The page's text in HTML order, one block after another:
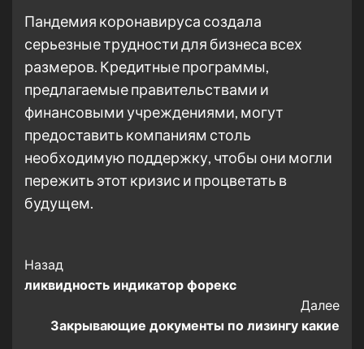
Пандемия коронавируса создала
серьезные трудности для бизнеса всех
размеров. Кредитные программы,
предлагаемые правительствами и
финансовыми учреждениями, могут
предоставить компаниям столь
необходимую поддержку, чтобы они могли
пережить этот кризис и процветать в
будущем.
Post
Navigation
Назад
ликвидность индикатор форекс
Далее
Закрывающие документы по лизингу какие